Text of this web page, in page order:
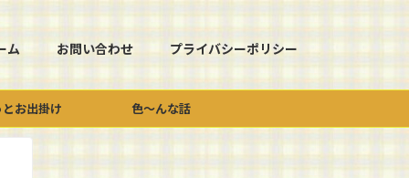
ム お問い合わせ プライバシーポリシー
お出掛け 色～んな話